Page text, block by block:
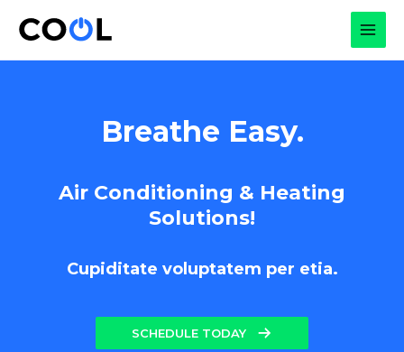
Breathe Easy.
Air Conditioning & Heating
Solutions!
Cupiditate voluptatem per etia.
SCHEDULE TODAY